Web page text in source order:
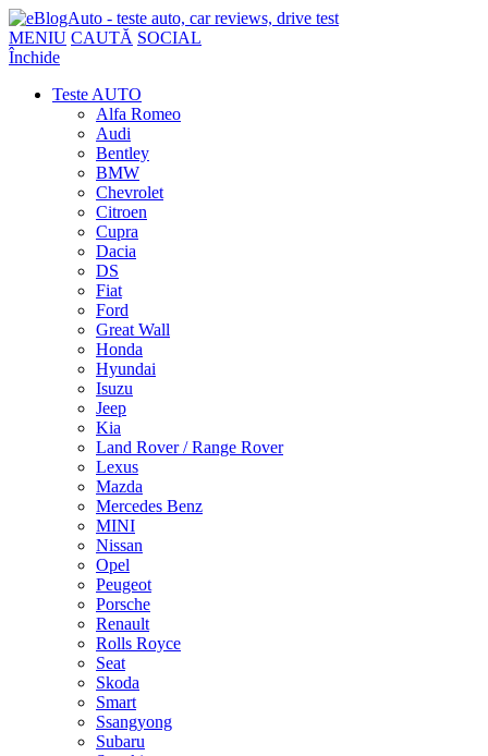
MENIU CAUTĂ SOCIAL
Închide
Teste AUTO
Alfa Romeo
Audi
Bentley
BMW
Chevrolet
Citroen
Cupra
Dacia
DS
Fiat
Ford
Great Wall
Honda
Hyundai
Isuzu
Jeep
Kia
Land Rover / Range Rover
Lexus
Mazda
Mercedes Benz
MINI
Nissan
Opel
Peugeot
Porsche
Renault
Rolls Royce
Seat
Skoda
Smart
Ssangyong
Subaru